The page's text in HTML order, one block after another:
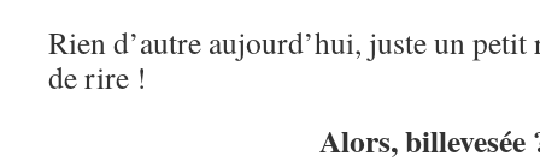
Rien d’autre aujourd’hui, juste un
de rire !
Alors, billevesée